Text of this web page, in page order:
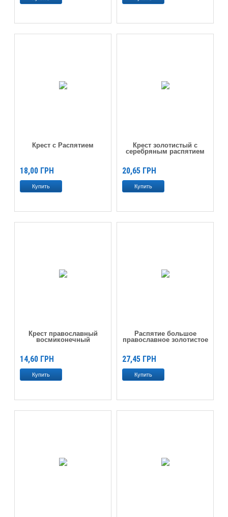
Крест с Распятием
18,00 ГРН
Крест золотистый с
серебряным распятием
20,65 ГРН
Крест православный
восмиконечный
14,60 ГРН
Распятие большое
православное золотистое
27,45 ГРН